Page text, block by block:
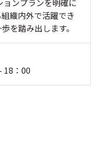
ョンプランを明確に
織内外で活躍でき
を踏み出します。
18：00